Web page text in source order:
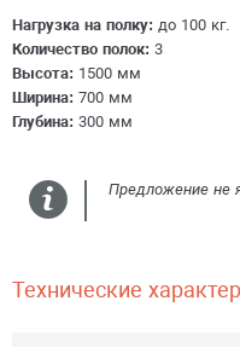
Нагрузка на полку: до 100 кг.
Количество полок: 3
Высота: 1500 мм
Ширина: 700 мм
Глубина: 300 мм
Предложение не
Технические